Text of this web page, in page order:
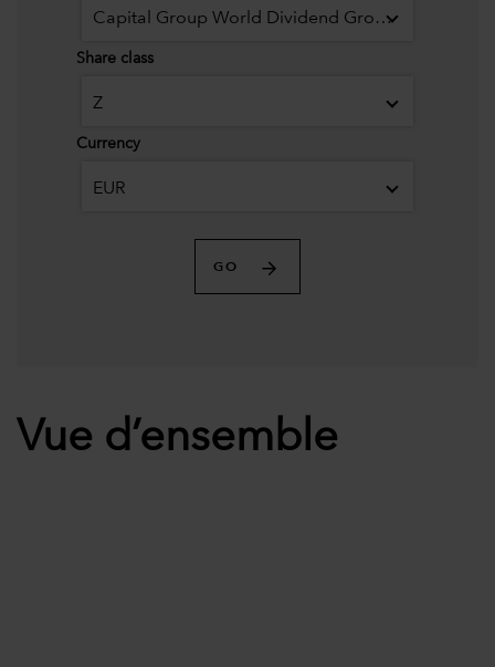
Capital Group World Dividend Growers (LUX)
Share class
Z
Currency
EUR
GO
Vue d’ensemble